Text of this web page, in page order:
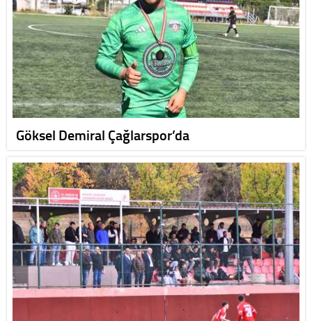
Göksel Demiral Çağlarspor’da